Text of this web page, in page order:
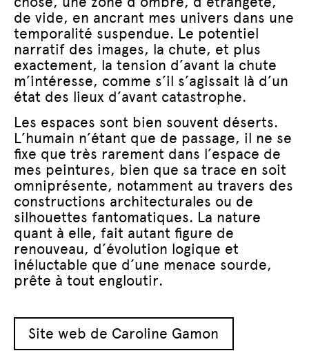
de vide, en ancrant mes univers dans une
temporalité suspendue. Le potentiel
narratif des images, la chute, et plus
exactement, la tension d’avant la chute
m’intéresse, comme s’il s’agissait là d’un
état des lieux d’avant catastrophe.
Les espaces sont bien souvent déserts.
L’humain n’étant que de passage, il ne se
fixe que très rarement dans l’espace de
mes peintures, bien que sa trace en soit
omniprésente, notamment au travers des
constructions architecturales ou de
silhouettes fantomatiques. La nature
quant à elle, fait autant figure de
renouveau, d’évolution logique et
inéluctable que d’une menace sourde,
prête à tout engloutir.
Site web de Caroline Gamon